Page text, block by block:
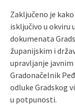
Zaključeno je
isključivo u okviru
dokumenata
županijskim i
upravljanje
Gradonačelnik
odluke Gradskog
u potpunosti.